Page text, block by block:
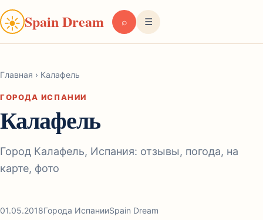
☀Spain Dream ⌕ ☰
Главная › Калафель
ГОРОДА ИСПАНИИ
Калафель
Город Калафель, Испания: отзывы, погода, на
карте, фото
01.05.2018Города ИспанииSpain Dream